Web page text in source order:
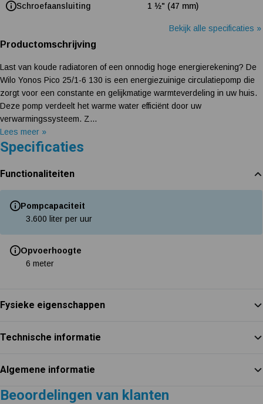
Schroefaansluiting 1 ½" (47 mm)
Bekijk alle specificaties »
Productomschrijving
Last van koude radiatoren of een onnodig hoge energierekening? De
Wilo Yonos Pico 25/1-6 130 is een energiezuinige circulatiepomp die
zorgt voor een constante en gelijkmatige warmteverdeling in uw huis.
Deze pomp verdeelt het warme water efficiënt door uw
verwarmingssysteem. Z...
Lees meer »
Specificaties
Functionaliteiten
Pompcapaciteit
3.600 liter per uur
Opvoerhoogte
6 meter
Fysieke eigenschappen
Technische informatie
Algemene informatie
Beoordelingen van klanten